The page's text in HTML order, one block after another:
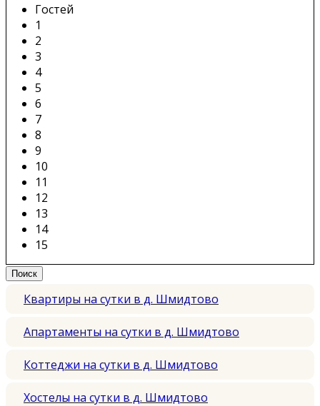
Гостей
1
2
3
4
5
6
7
8
9
10
11
12
13
14
15
Квартиры на сутки в д. Шмидтово
Апартаменты на сутки в д. Шмидтово
Коттеджи на сутки в д. Шмидтово
Хостелы на сутки в д. Шмидтово